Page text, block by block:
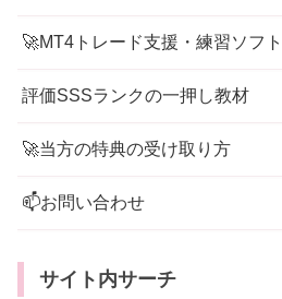
🚀MT4トレード支援・練習ソフト
評価SSSランクの一押し教材
🚀当方の特典の受け取り方
📫お問い合わせ
サイト内サーチ